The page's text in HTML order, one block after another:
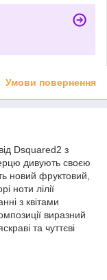
Умови повернення
Dsquared2 з
дивують своєю
новий фруктовий,
ноти лілії
з квітами
виразний
та чуттєві